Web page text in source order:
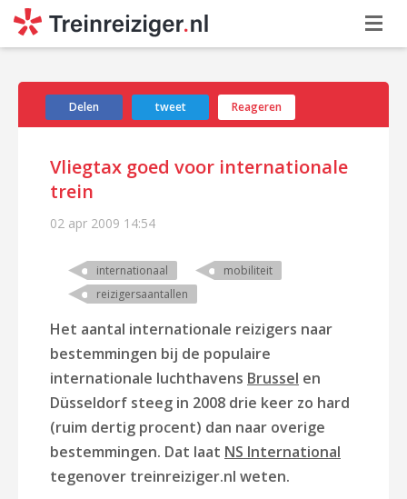
Delen tweet Reageren
Vliegtax goed voor internationale
trein
02 apr 2009 14:54
internationaal
mobiliteit
reizigersaantallen
Het aantal internationale reizigers naar
bestemmingen bij de populaire
internationale luchthavens Brussel en
Düsseldorf steeg in 2008 drie keer zo hard
(ruim dertig procent) dan naar overige
bestemmingen. Dat laat NS International
tegenover treinreiziger.nl weten.